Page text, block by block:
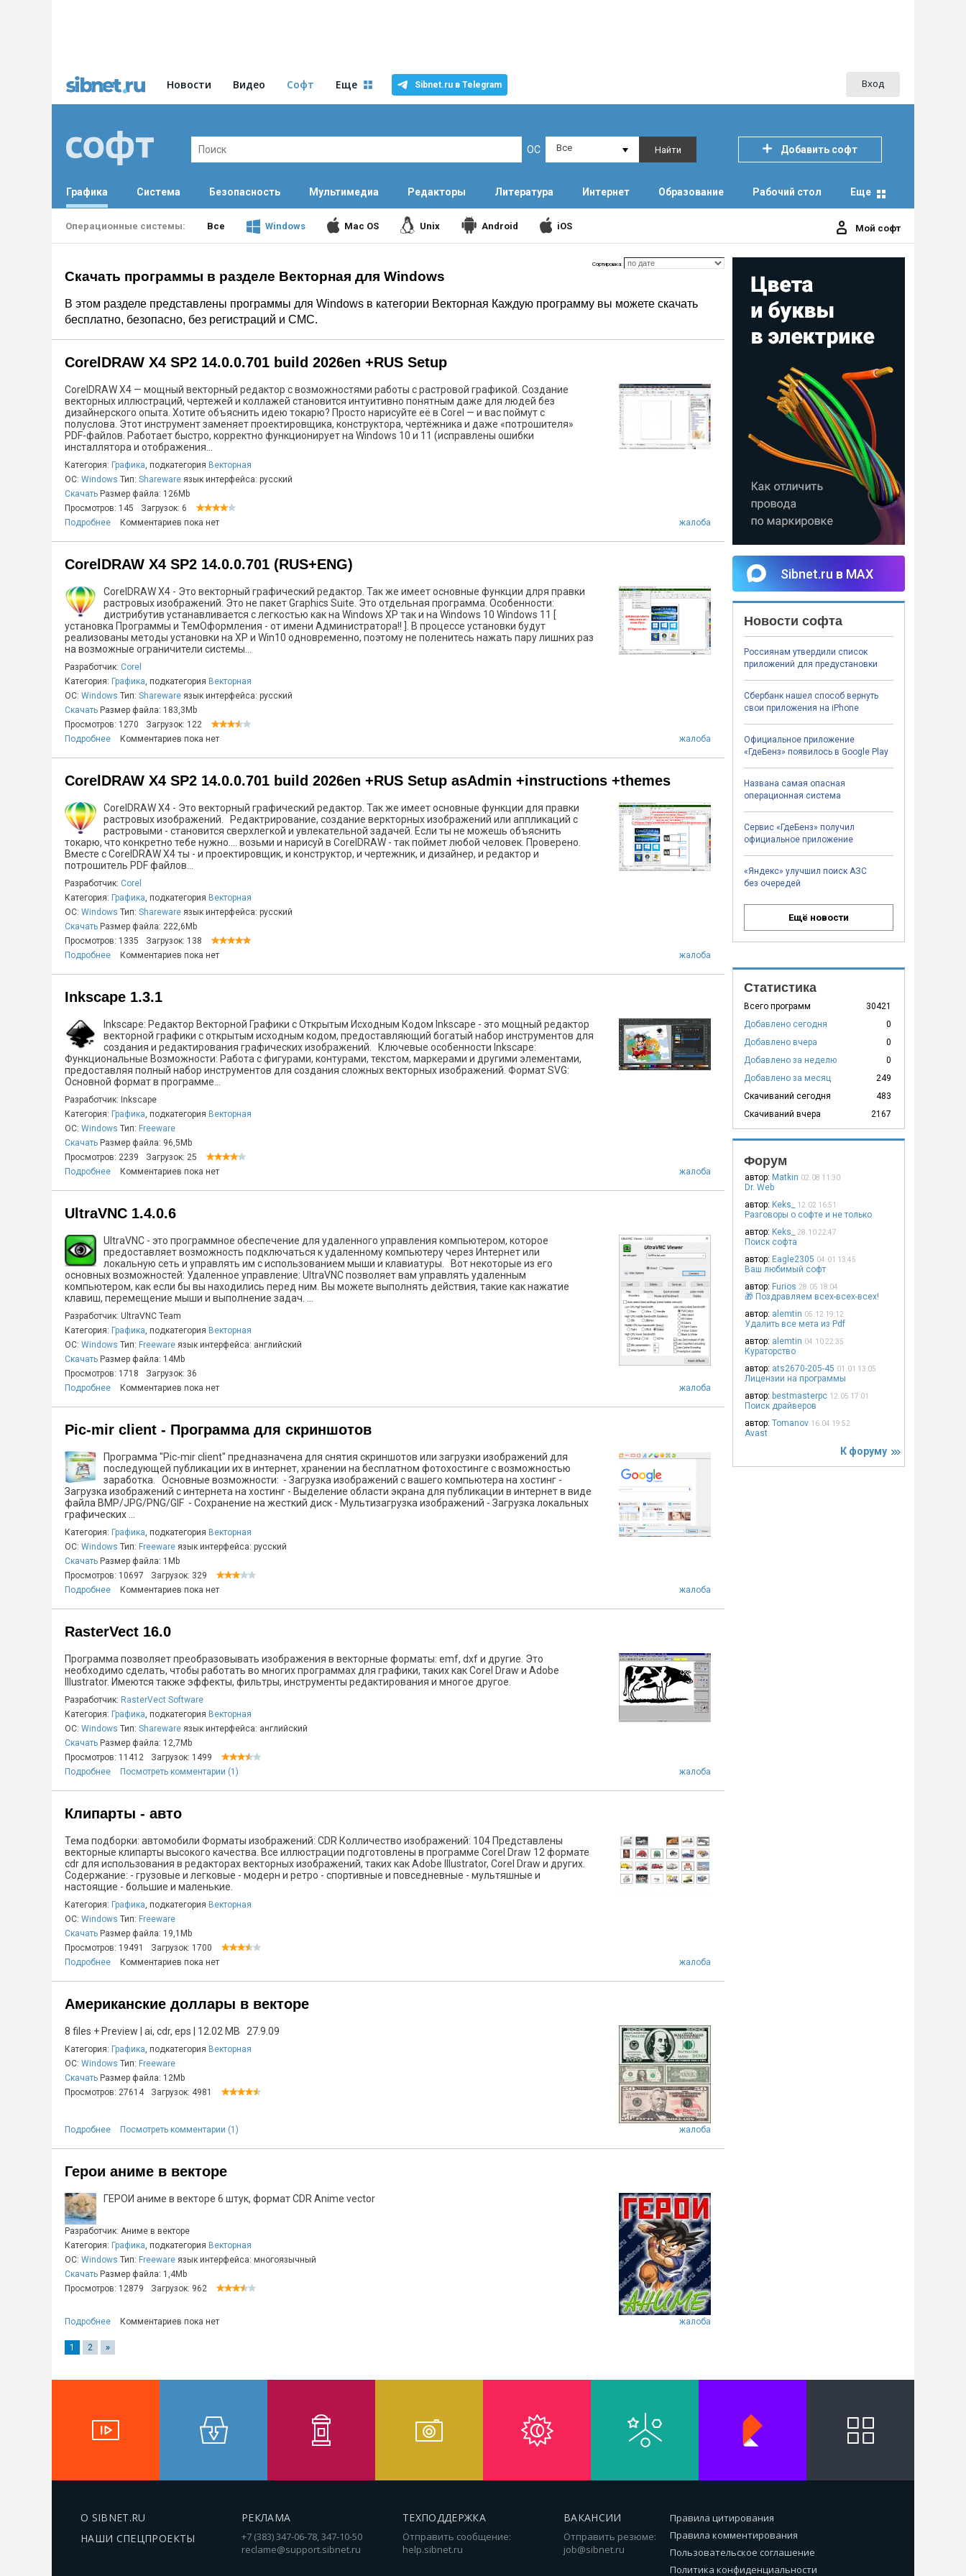
Новости Видео Софт Еще Sibnet.ru в Telegram Вход
ОС Все Найти Добавить софт
Графика Система Безопасность Мультимедиа Редакторы Литература Интернет Образование Рабочий стол Еще
Все Windows Mac OS Unix Android iOS Мой софт
Сортировка:
Скачать программы в разделе Векторная для Windows
В этом разделе представлены программы для Windows в категории Векторная Каждую программу вы можете скачать
бесплатно, безопасно, без регистраций и СМС.
CorelDRAW X4 SP2 14.0.0.701 build 2026en +RUS Setup
CorelDRAW X4 — мощный векторный редактор с возможностями работы с растровой графикой. Создание
векторных иллюстраций, чертежей и коллажей становится интуитивно понятным даже для людей без
дизайнерского опыта. Хотите объяснить идею токарю? Просто нарисуйте её в Corel — и вас поймут с
полуслова. Этот инструмент заменяет проектировщика, конструктора, чертёжника и даже «потрошителя»
PDF-файлов. Работает быстро, корректно функционирует на Windows 10 и 11 (исправлены ошибки
инсталлятора и отображения...
Категория: Графика, подкатегория Векторная
ОС: Windows Тип: Shareware язык интерфейса: русский
Скачать Размер файла: 126Mb
Просмотров: 145
Загрузок: 6
Подробнее
Комментариев пока нет жалоба
CorelDRAW X4 SP2 14.0.0.701 (RUS+ENG)
CorelDRAW X4 - Это векторный графический редактор. Так же имеет основные функции длря правки
растровых изображений. Это не пакет Graphics Suite. Это отдельная программа. Особенности:
дистрибутив устанавливается с легкостью как на Windows XP так и на Windows 10 Windows 11 [
установка Программы и ТемОформления - от имени Администратора!! ]. В процессе установки будут
реализованы методы установки на XP и Win10 одновременно, поэтому не поленитесь нажать пару лишних раз
на возможные ограничители системы...
Разработчик: Corel
Категория: Графика, подкатегория Векторная
ОС: Windows Тип: Shareware язык интерфейса: русский
Скачать Размер файла: 183,3Mb
Просмотров: 1270
Загрузок: 122
Подробнее
Комментариев пока нет жалоба
CorelDRAW X4 SP2 14.0.0.701 build 2026en +RUS Setup asAdmin +instructions +themes
CorelDRAW X4 - Это векторный графический редактор. Так же имеет основные функции для правки
растровых изображений. Редактрирование, создание веркторных изображений или аппликаций с
растровыми - становится сверхлегкой и увлекательной задачей. Если ты не можешь объяснить
токарю, что конкретно тебе нужно.... возьми и нарисуй в CorelDRAW - так поймет любой человек. Проверено.
Вместе с CorelDRAW X4 ты - и проектировщик, и конструктор, и чертежник, и дизайнер, и редактор и
потрошитель PDF файлов...
Разработчик: Corel
Категория: Графика, подкатегория Векторная
ОС: Windows Тип: Shareware язык интерфейса: русский
Скачать Размер файла: 222,6Mb
Просмотров: 1335
Загрузок: 138
Подробнее
Комментариев пока нет жалоба
Inkscape 1.3.1
Inkscape: Редактор Векторной Графики с Открытым Исходным Кодом Inkscape - это мощный редактор
векторной графики с открытым исходным кодом, предоставляющий богатый набор инструментов для
создания и редактирования графических изображений. Ключевые особенности Inkscape:
Функциональные Возможности: Работа с фигурами, контурами, текстом, маркерами и другими элементами,
предоставляя полный набор инструментов для создания сложных векторных изображений. Формат SVG:
Основной формат в программе...
Разработчик: Inkscape
Категория: Графика, подкатегория Векторная
ОС: Windows Тип: Freeware
Скачать Размер файла: 96,5Mb
Просмотров: 2239
Загрузок: 25
Подробнее
Комментариев пока нет жалоба
UltraVNC 1.4.0.6
UltraVNC - это программное обеспечение для удаленного управления компьютером, которое
предоставляет возможность подключаться к удаленному компьютеру через Интернет или
локальную сеть и управлять им с использованием мыши и клавиатуры. Вот некоторые из его
основных возможностей: Удаленное управление: UltraVNC позволяет вам управлять удаленным
компьютером, как если бы вы находились перед ним. Вы можете выполнять действия, такие как нажатие
клавиш, перемещение мыши и выполнение задач. ...
Разработчик: UltraVNC Team
Категория: Графика, подкатегория Векторная
ОС: Windows Тип: Freeware язык интерфейса: английский
Скачать Размер файла: 14Mb
Просмотров: 1718
Загрузок: 36
Подробнее
Комментариев пока нет жалоба
Pic-mir client - Программа для скриншотов
Программа "Pic-mir client" предназначена для снятия скриншотов или загрузки изображений для
последующей публикации их в интернет, хранении на бесплатном фотохостинге с возможностью
заработка. Основные возможности: - Загрузка изображений с вашего компьютера на хостинг -
Загрузка изображений с интернета на хостинг - Выделение области экрана для публикации в интернет в виде
файла BMP/JPG/PNG/GIF - Сохранение на жесткий диск - Мультизагрузка изображений - Загрузка локальных
графических ...
Категория: Графика, подкатегория Векторная
ОС: Windows Тип: Freeware язык интерфейса: русский
Скачать Размер файла: 1Mb
Просмотров: 10697
Загрузок: 329
Подробнее
Комментариев пока нет жалоба
RasterVect 16.0
Программа позволяет преобразовывать изображения в векторные форматы: emf, dxf и другие. Это
необходимо сделать, чтобы работать во многих программах для графики, таких как Corel Draw и Adobe
Illustrator. Имеются также эффекты, фильтры, инструменты редактирования и многое другое.
Разработчик: RasterVect Software
Категория: Графика, подкатегория Векторная
ОС: Windows Тип: Shareware язык интерфейса: английский
Скачать Размер файла: 12,7Mb
Просмотров: 11412
Загрузок: 1499
Подробнее
Посмотреть комментарии (1) жалоба
Клипарты - авто
Тема подборки: автомобили Форматы изображений: CDR Колличество изображений: 104 Представлены
векторные клипарты высокого качества. Все иллюстрации подготовлены в программе Corel Draw 12 формате
cdr для использования в редакторах векторных изображений, таких как Adobe Illustrator, Corel Draw и других.
Содержание: - грузовые и легковые - модерн и ретро - спортивные и повседневные - мультяшные и
настоящие - большие и маленькие.
Категория: Графика, подкатегория Векторная
ОС: Windows Тип: Freeware
Скачать Размер файла: 19,1Mb
Просмотров: 19491
Загрузок: 1700
Подробнее
Комментариев пока нет жалоба
Американские доллары в векторе
8 files + Preview | ai, cdr, eps | 12.02 MB 27.9.09
Категория: Графика, подкатегория Векторная
ОС: Windows Тип: Freeware
Скачать Размер файла: 12Mb
Просмотров: 27614
Загрузок: 4981
Подробнее Посмотреть комментарии (1) жалоба
Герои аниме в векторе
ГЕРОИ аниме в векторе 6 штук, формат CDR Anime vector
Разработчик: Аниме в векторе
Категория: Графика, подкатегория Векторная
ОС: Windows Тип: Freeware язык интерфейса: многоязычный
Скачать Размер файла: 1,4Mb
Просмотров: 12879
Загрузок: 962
Подробнее Комментариев пока нет жалоба
1 2 »
Sibnet.ru в MAX
Новости софта
Россиянам утвердили список
приложений для предустановки
Сбербанк нашел способ вернуть
свои приложения на iPhone
Официальное приложение
«ГдеБенз» появилось в Google Play
Названа самая опасная
операционная система
Сервис «ГдеБенз» получил
официальное приложение
«Яндекс» улучшил поиск АЗС
без очередей
Ещё новости
Статистика
Всего программ
30421
Добавлено сегодня
0
Добавлено вчера
0
Добавлено за неделю
0
Добавлено за месяц
249
Скачиваний сегодня
483
Скачиваний вчера
2167
Форум
автор: Matkin 02.08 11:30
Dr. Web
автор: Keks_ 12.02 16:51
Разговоры о софте и не только
автор: Keks_ 28.10 22:47
Поиск софта
автор: Eagle2305 04.01 13:45
Ваш любимый софт
автор: Furios 28.05 18:04
🎁 Поздравляем всех-всех-всех!
автор: alemtin 05.12 19:12
Удалить все мета из Pdf
автор: alemtin 04.10 22:35
Кураторство
автор: ats2670-205-45 01.01 13:05
Лицензии на программы
автор: bestmasterpc 12.05 17:01
Поиск драйверов
автор: Tomanov 16.04 19:52
Avast
К форуму
О SIBNET.RU
НАШИ СПЕЦПРОЕКТЫ
РЕКЛАМА
+7 (383) 347-06-78, 347-10-50
reclame@support.sibnet.ru
ТЕХПОДДЕРЖКА
Отправить сообщение:
help.sibnet.ru
ВАКАНСИИ
Отправить резюме:
job@sibnet.ru
Правила цитирования
Правила комментирования
Пользовательское соглашение
Политика конфиденциальности